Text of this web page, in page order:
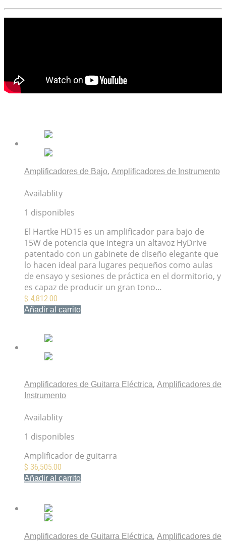
Amplificadores de Bajo, Amplificadores de Instrumento
Availablity
1 disponibles
El Hartke HD15 es un amplificador para bajo de
15W de potencia que integra un altavoz HyDrive
patentado con un gabinete de diseño elegante que
lo hacen ideal para lugares pequeños como aulas
de ensayo y sesiones de práctica en el dormitorio, y
es capaz de producir un gran tono…
$ 4,812.00
Añadir al carrito
Amplificadores de Guitarra Eléctrica, Amplificadores de
Instrumento
Availablity
1 disponibles
Amplificador de guitarra
$ 36,505.00
Añadir al carrito
Amplificadores de Guitarra Eléctrica, Amplificadores de